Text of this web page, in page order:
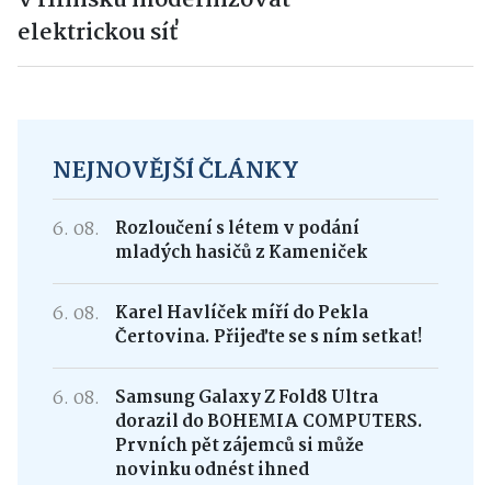
elektrickou síť
NEJNOVĚJŠÍ ČLÁNKY
6. 08.
Rozloučení s létem v podání
mladých hasičů z Kameniček
6. 08.
Karel Havlíček míří do Pekla
Čertovina. Přijeďte se s ním setkat!
6. 08.
Samsung Galaxy Z Fold8 Ultra
dorazil do BOHEMIA COMPUTERS.
Prvních pět zájemců si může
novinku odnést ihned